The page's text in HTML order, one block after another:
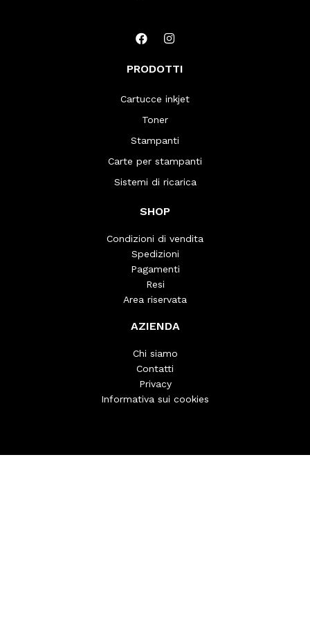
PRODOTTI
Cartucce inkjet
Toner
Stampanti
Carte per stampanti
Sistemi di ricarica
SHOP
Condizioni di vendita
Spedizioni
Pagamenti
Resi
Area riservata
AZIENDA
Chi siamo
Contatti
Privacy
Informativa sui cookies